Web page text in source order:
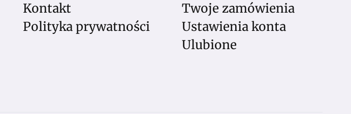
Kontakt
Polityka prywatności
Twoje zamówienia
Ustawienia konta
Ulubione